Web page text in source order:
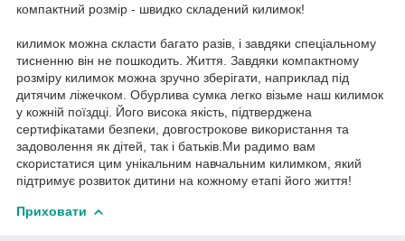
компактний розмір - швидко складений килимок!
килимок можна скласти багато разів, і завдяки спеціальному
тисненню він не пошкодить. Життя. Завдяки компактному
розміру килимок можна зручно зберігати, наприклад під
дитячим ліжечком. Обурлива сумка легко візьме наш килимок
у кожній поїздці. Його висока якість, підтверджена
сертифікатами безпеки, довгострокове використання та
задоволення як дітей, так і батьків.Ми радимо вам
скористатися цим унікальним навчальним килимком, який
підтримує розвиток дитини на кожному етапі його життя!
Приховати